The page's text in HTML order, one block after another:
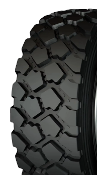
públicos e instalações
premente. As
vezes...